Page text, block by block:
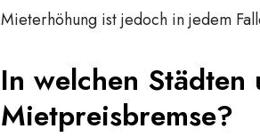
Mieterhöhung ist jedoch in jedem
In welchen
Mietpreisbremse?